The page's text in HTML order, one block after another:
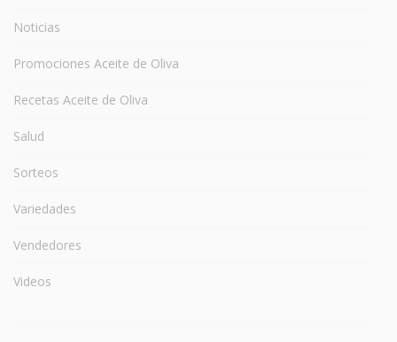
Noticias
Promociones Aceite de Oliva
Recetas Aceite de Oliva
Salud
Sorteos
Variedades
Vendedores
Videos